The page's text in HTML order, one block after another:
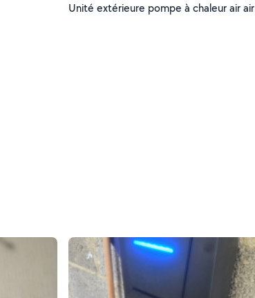
Unité extérieure pompe à chaleur air air